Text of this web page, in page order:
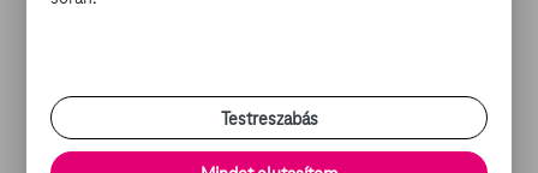
Mi aTV GO? Egy szórakoztató portál, ahol filmeket,
sorozatokat és tévéműsorokat nézhet, friss hírekkel és
filmes cikkekkel kiegészítve. Mindez bárhol, bármikor,
Testreszabás